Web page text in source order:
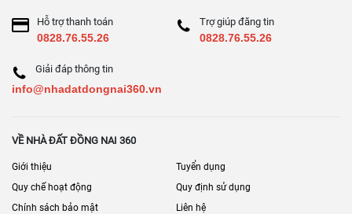
Hỗ trợ thanh toán
0828.76.55.26
Trợ giúp đăng tin
0828.76.55.26
Giải đáp thông tin
info@nhadatdongnai360.vn
VỀ NHÀ ĐẤT ĐỒNG NAI 360
Giới thiệu
Tuyển dụng
Quy chế hoạt động
Quy định sử dụng
Chính sách bảo mật
Liên hệ